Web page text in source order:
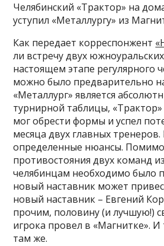
Челябинский «Трактор» на
уступил «Металлургу» из
Как передает корреспонжент
ли встречу двух
настоящем этапе регулярного
можно было предварительно
«Металлург» является
турнирной таблицы, «Трактор»
мог обрести формы и успел
месяца двух главных
определенные нюансы.
противостояния двух команд
челябинцам необходимо было
новый наставник может
новый наставник – Евгений
прочим, половину (и лучшую!)
игрока провел в «Магнитке».
там же.